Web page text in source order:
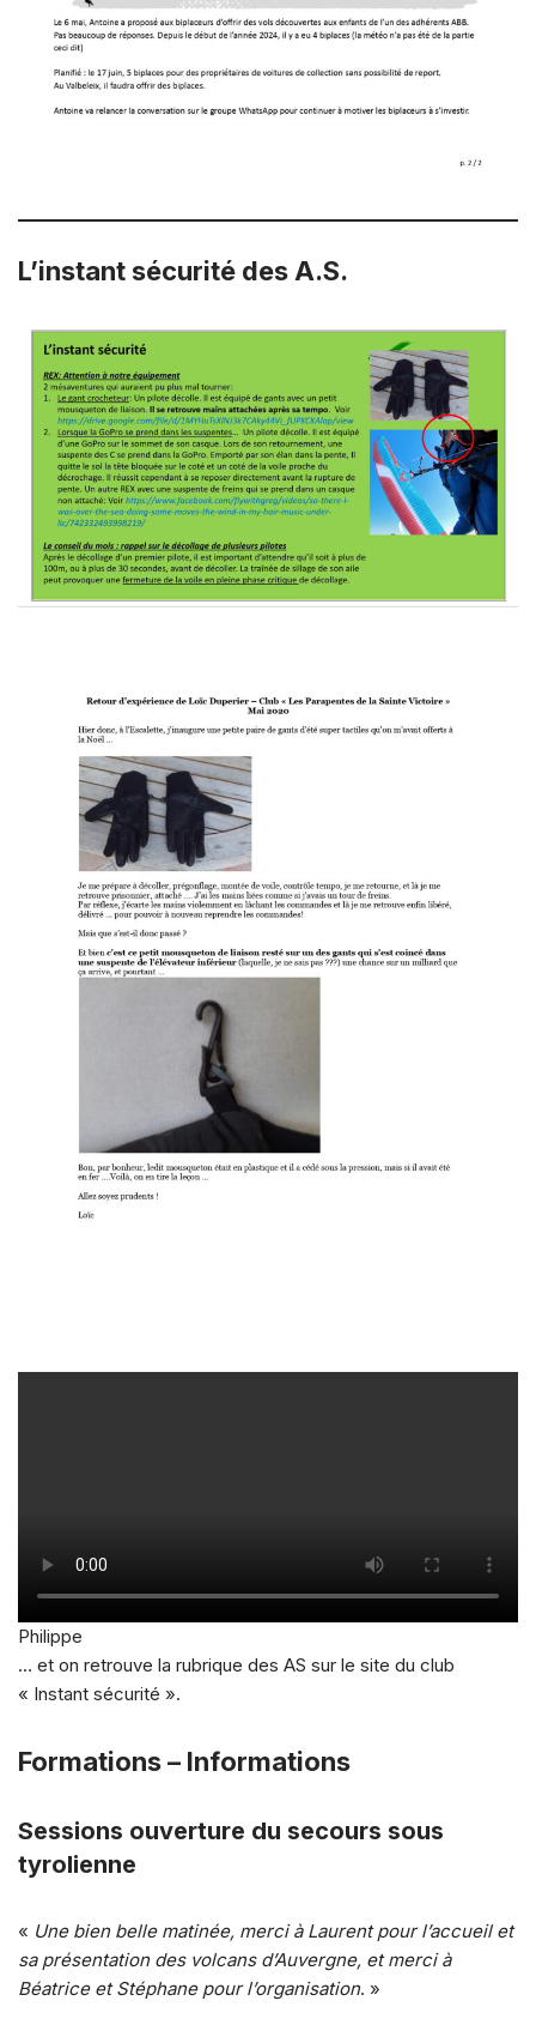
L’instant sécurité des A.S.
Philippe
… et on retrouve la rubrique des AS sur le site du club
« Instant sécurité ».
Formations – Informations
Sessions ouverture du secours sous
tyrolienne
« Une bien belle matinée, merci à Laurent pour l’accueil et
sa présentation des volcans d’Auvergne, et merci à
Béatrice et Stéphane pour l’organisation. »